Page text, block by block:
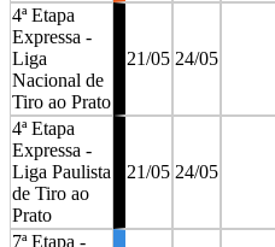
4ª Etapa
Expressa -
Liga
Nacional de
Tiro ao Prato
21/05 24/05
4ª Etapa
Expressa -
Liga Paulista
de Tiro ao
Prato
21/05 24/05
7ª Etapa -